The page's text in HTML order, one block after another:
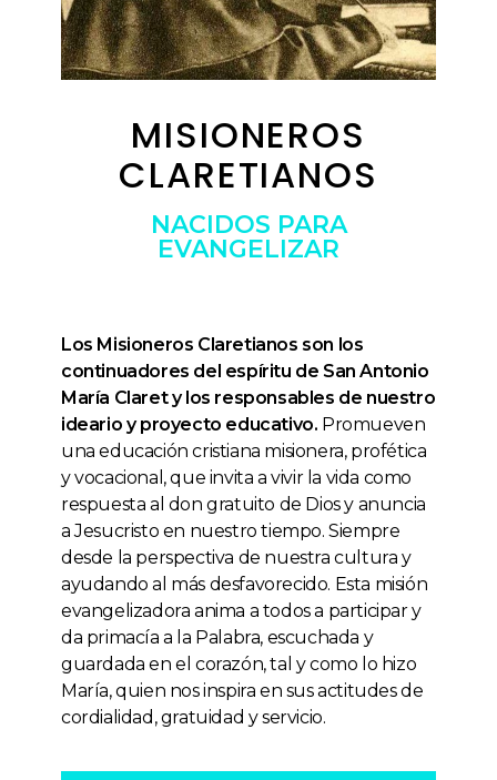
MISIONEROS
CLARETIANOS
NACIDOS PARA
EVANGELIZAR
Los Misioneros Claretianos son los
continuadores del espíritu de San Antonio
María Claret y los responsables de nuestro
ideario y proyecto educativo. Promueven
una educación cristiana misionera, profética
y vocacional, que invita a vivir la vida como
respuesta al don gratuito de Dios y anuncia
a Jesucristo en nuestro tiempo. Siempre
desde la perspectiva de nuestra cultura y
ayudando al más desfavorecido. Esta misión
evangelizadora anima a todos a participar y
da primacía a la Palabra, escuchada y
guardada en el corazón, tal y como lo hizo
María, quien nos inspira en sus actitudes de
cordialidad, gratuidad y servicio.